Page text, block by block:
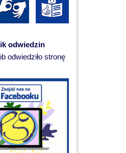
odwiedzin
odwiedziło stronę